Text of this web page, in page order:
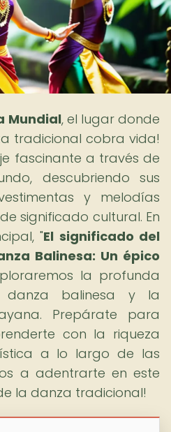
Mundial, el lugar donde
tradicional cobra vida!
fascinante a través de
descubriendo sus
y melodías
significado cultural. En
"El significado del
Balinesa: Un épico
la profunda
danza balinesa y la
Prepárate para
con la riqueza
a lo largo de las
a adentrarte en este
la danza tradicional!